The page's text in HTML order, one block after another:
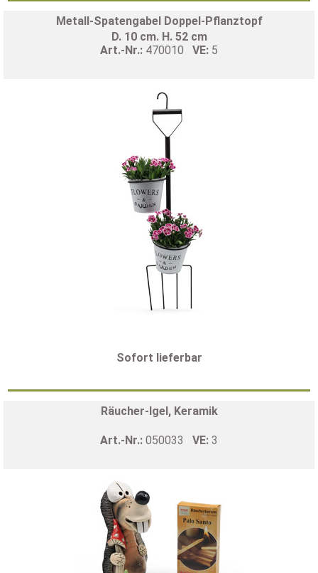
Metall-Spatengabel Doppel-Pflanztopf
D. 10 cm. H. 52 cm
Art.-Nr.: 470010 VE: 5
Sofort lieferbar
Räucher-Igel, Keramik
Art.-Nr.: 050033 VE: 3